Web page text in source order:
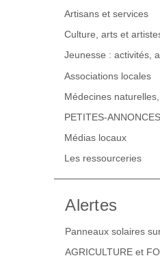
Artisans et services
Culture, arts et
Jeunesse : activités,
Associations locales
Médecines
PETITES-ANNONCES
Médias locaux
Les ressourceries
Alertes
Panneaux solaires
AGRICULTURE et